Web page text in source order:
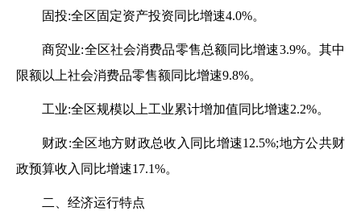
固投:全区固定资产投资同比增速4.0%。
商贸业:全区社会消费品零售总额同比增速3.9%。其中
限额以上社会消费品零售额同比增速9.8%。
工业:全区规模以上工业累计增加值同比增速2.2%。
财政:全区地方财政总收入同比增速12.5%;地方公共财
政预算收入同比增速17.1%。
二、经济运行特点